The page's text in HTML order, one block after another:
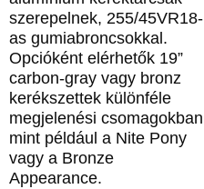
szerepelnek, 255/45VR18-
as gumiabroncsokkal.
Opcióként elérhetők 19”
carbon‐gray vagy bronz
kerékszettek különféle
megjelenési csomagokban
mint például a Nite Pony
vagy a Bronze
Appearance.